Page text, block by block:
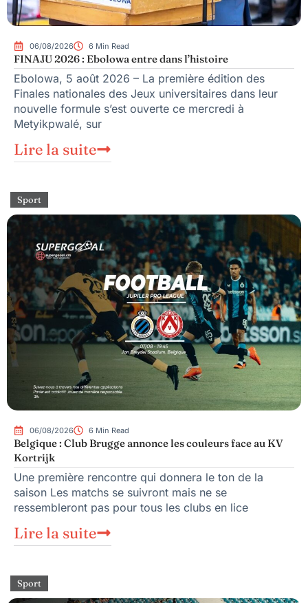
06/08/2026 6 Min Read
FINAJU 2026 : Ebolowa entre dans l’histoire
Ebolowa, 5 août 2026 – La première édition des
Finales nationales des Jeux universitaires dans leur
nouvelle formule s’est ouverte ce mercredi à
Metyikpwalé, sur
Lire la suite
Sport
06/08/2026 6 Min Read
Belgique : Club Brugge annonce les couleurs face au KV
Kortrijk
Une première rencontre qui donnera le ton de la
saison Les matchs se suivront mais ne se
ressembleront pas pour tous les clubs en lice
Lire la suite
Sport